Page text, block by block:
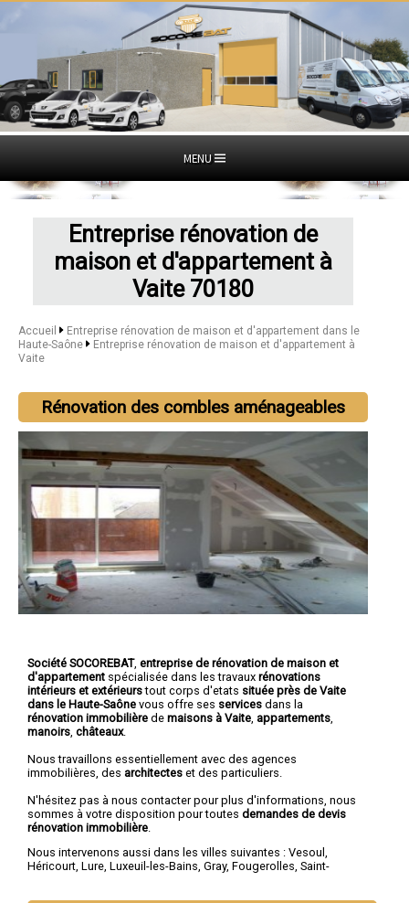
MENU
Entreprise rénovation de
maison et d'appartement à
Vaite 70180
Accueil
Entreprise rénovation de maison et d'appartement dans le
Haute-Saône
Entreprise rénovation de maison et d'appartement à
Vaite
Rénovation des combles aménageables
Société SOCOREBAT, entreprise de rénovation de maison et
d'appartement spécialisée dans les travaux rénovations
intérieurs et extérieurstout corps d'etats située près de Vaite
dans le Haute-Saône vous offre ses services dans la
rénovation immobilière de maisons à Vaite appartements
manoirs châteaux.
Nous travaillons essentiellement avec des agences
immobilières, des architectes et des particuliers.
N'hésitez pas à nous contacter pour plus d'informations, nous
sommes à votre disposition pour toutes demandes de devis
rénovation immobilière
Nous intervenons aussi dans les villes suivantes : Vesoul ,
Héricourt, Lure, Luxeuil-les-Bains, Gray, Fougerolles, Saint-